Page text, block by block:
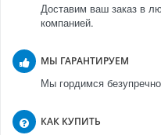
Доставим ваш заказ в
компанией.
МЫ ГАРАНТИРУЕМ
Мы гордимся
КАК КУПИТЬ